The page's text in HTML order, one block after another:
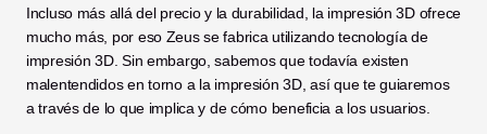
Incluso más allá del precio y la durabilidad, la impresión 3D ofrece
mucho más, por eso Zeus se fabrica utilizando tecnología de
impresión 3D. Sin embargo, sabemos que todavía existen
malentendidos en torno a la impresión 3D, así que te guiaremos
a través de lo que implica y de cómo beneficia a los usuarios.